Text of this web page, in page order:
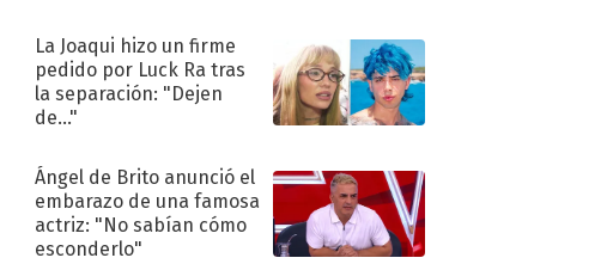
La Joaqui hizo un firme
pedido por Luck Ra tras
la separación: "Dejen
de..."
Ángel de Brito anunció el
embarazo de una famosa
actriz: "No sabían cómo
esconderlo"